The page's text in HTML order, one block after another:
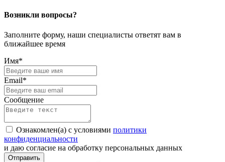
Возникли вопросы?
Заполните форму, наши специалисты ответят вам в
ближайшее время
Имя*
Email*
Сообщение
Ознакомлен(а) с условиями политики
конфиденциальности
и даю согласие на обработку персональных данных
Отправить